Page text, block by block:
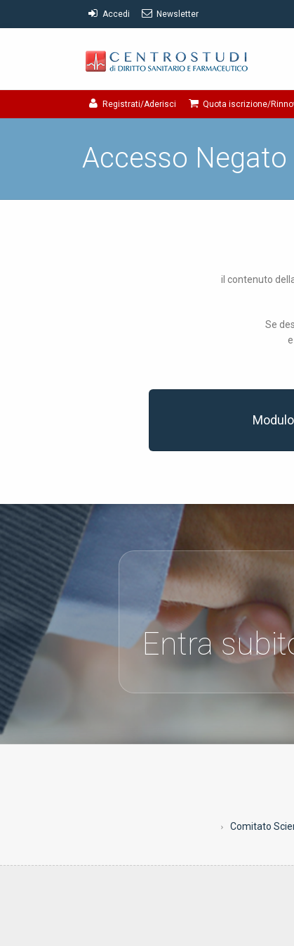
Accedi Newsletter
Registrati/Aderisci Quota iscrizione/
Accesso Negato
il contenuto
Se
Entra
Comitato